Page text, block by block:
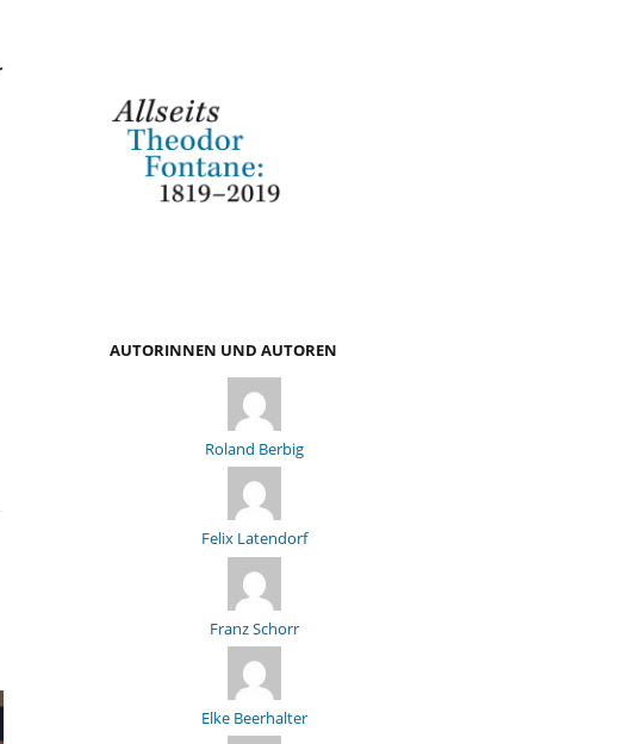
AUTORINNEN UND AUTOREN
Roland Berbig
Felix Latendorf
Franz Schorr
Elke Beerhalter